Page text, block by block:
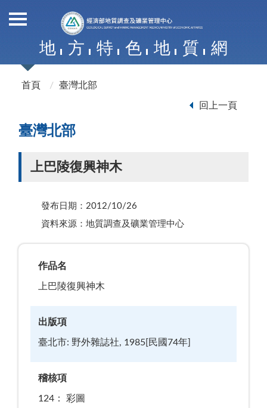
地 方 特 色 地 質 網
首頁 臺灣北部
回上一頁
臺灣北部
上巴陵復興神木
發布日期：2012/10/26
資料來源：地質調查及礦業管理中心
作品名
上巴陵復興神木
出版項
臺北市: 野外雜誌社, 1985[民國74年]
稽核項
124： 彩圖